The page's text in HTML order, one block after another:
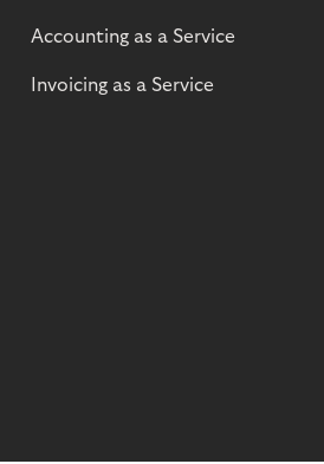
Accounting as a Service
Invoicing as a Service